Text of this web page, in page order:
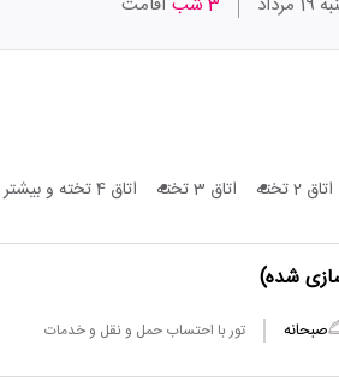
اتاق 2 تخته اتاق 3 تخته اتاق 4 تخته و بیشتر
شده)
صبحانه تور با احتساب حمل و نقل و خدمات